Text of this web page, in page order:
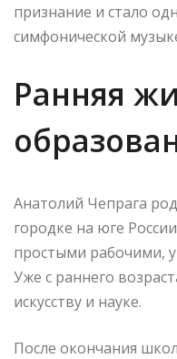
признание и стало
симфонической
Ранняя
Анатолий Чепрага
городке на юге
простыми рабочими,
Уже с раннего
искусству и науке.
После окончания